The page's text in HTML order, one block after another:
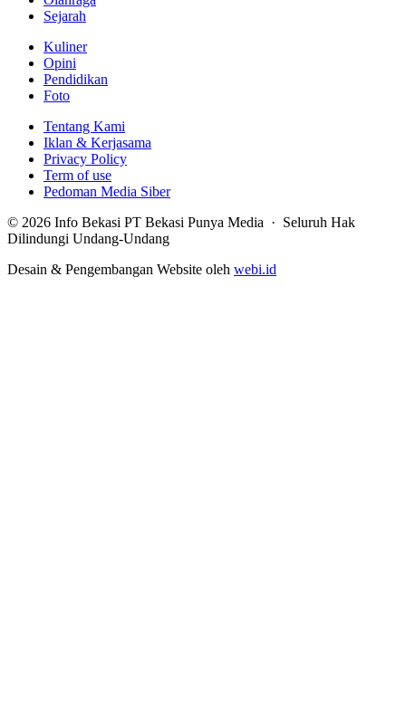
Sejarah
Kuliner
Opini
Pendidikan
Foto
Tentang Kami
Iklan & Kerjasama
Privacy Policy
Term of use
Pedoman Media Siber
© 2026 Info Bekasi PT Bekasi Punya Media · Seluruh Hak
Dilindungi Undang-Undang
Desain & Pengembangan Website oleh webi.id